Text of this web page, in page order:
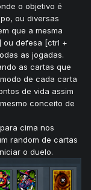
o objetivo é
ou diversas
que a mesma
ou defesa [ctrl +
as jogadas.
as cartas que
de cada carta
de vida assim
conceito de
cima nos
random de cartas
o duelo.